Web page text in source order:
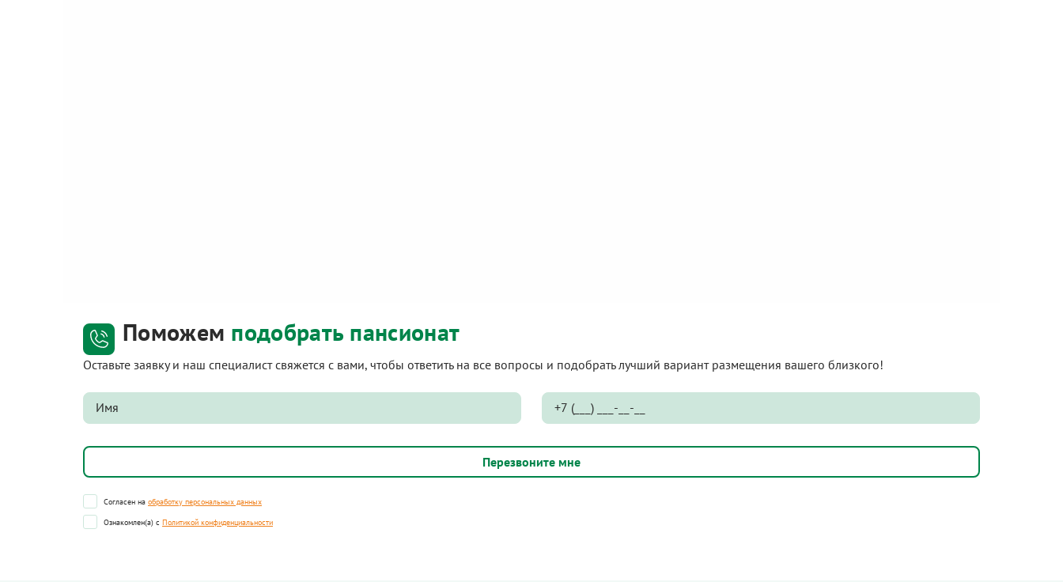
Поможем подобрать пансионат
Оставьте заявку и наш специалист свяжется с вами, чтобы ответить на все вопросы и подобрать лучший вариант размещения вашего близкого!
Согласен на обработку персональных данных
Ознакомлен(а) с Политикой конфиденциальности